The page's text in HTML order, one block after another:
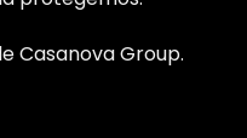
Casanova Group.